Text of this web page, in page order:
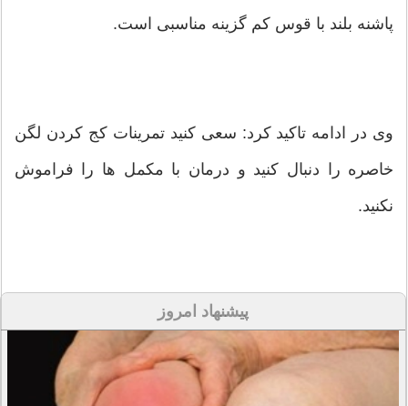
پاشنه بلند با قوس کم گزینه مناسبی است.
وی در ادامه تاکید کرد: سعی کنید تمرینات کج کردن لگن
خاصره را دنبال کنید و درمان با مکمل ‌ها را فراموش
نکنید.
پیشنهاد امروز